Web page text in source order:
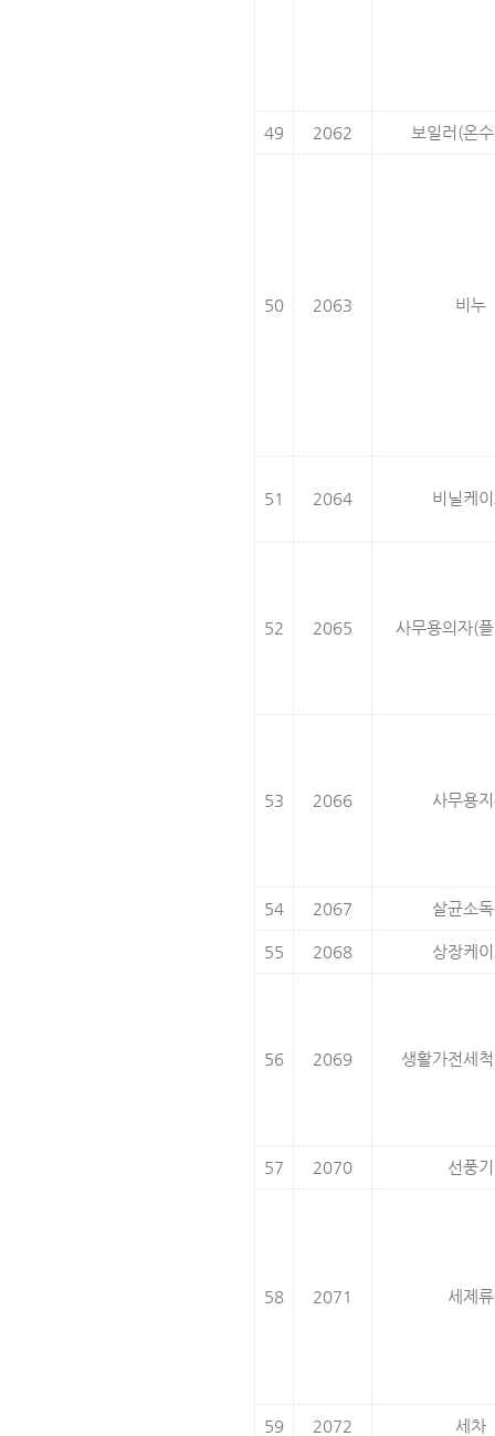
49 2062 보일러(온
50 2063 비누
51 2064 비닐케
52 2065 사무용의자(
53 2066 사무용
54 2067 살균소
55 2068 상장케
56 2069 생활가전세
57 2070 선풍기
58 2071 세제류
59 2072 세차